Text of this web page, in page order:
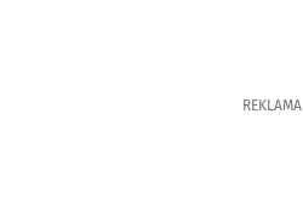
REKLAMA